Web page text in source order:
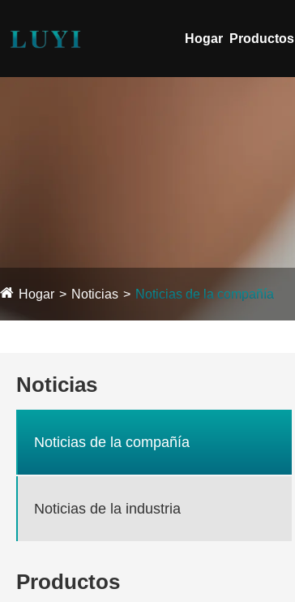
Hogar Productos
Hogar Noticias Noticias de la compañía
Noticias
Noticias de la compañía
Noticias de la industria
Productos